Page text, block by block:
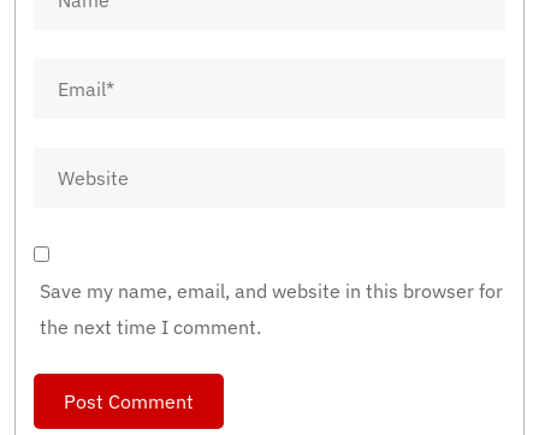
Save my name, email, and website in this browser for
the next time I comment.